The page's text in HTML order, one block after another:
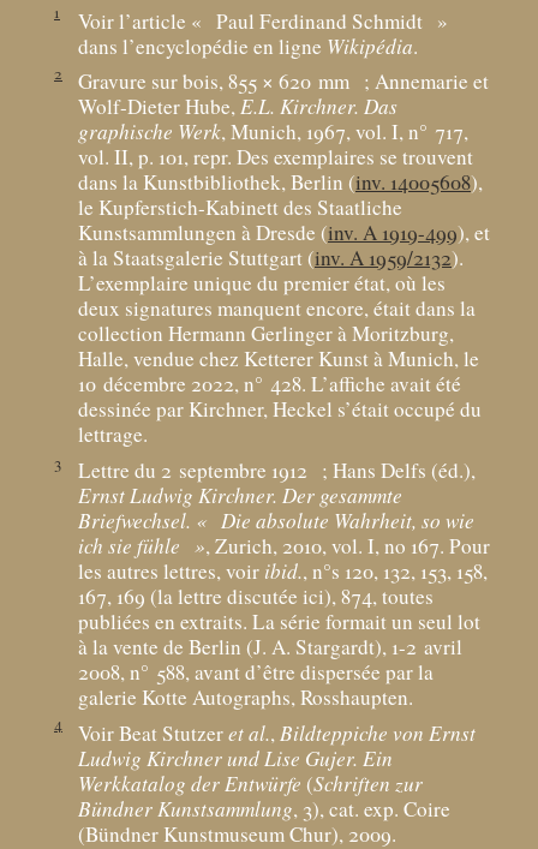
1 Voir l’article « Paul Ferdinand Schmidt »
dans l’encyclopédie en ligne Wikipédia.
2 Gravure sur bois, 855 × 620 mm ; Annemarie et
Wolf-Dieter Hube,E.L. Kirchner. Das
graphische Werk, Munich, 1967, vol. I, n° 717,
vol. II, p. 101, repr. Des exemplaires se trouvent
dans la Kunstbibliothek, Berlin (inv. 14005608),
le Kupferstich-Kabinett des Staatliche
Kunstsammlungen à Dresde (inv. A 1919-499), et
à la Staatsgalerie Stuttgart (inv. A 1959/2132).
L’exemplaire unique du premier état, où les
deux signatures manquent encore, était dans la
collection Hermann Gerlinger à Moritzburg,
Halle, vendue chez Ketterer Kunst à Munich, le
10 décembre 2022, n° 428. L’affiche avait été
dessinée par Kirchner, Heckel s’était occupé du
lettrage.
3 Lettre du 2 septembre 1912
; Hans Delfs (éd.),
Ernst Ludwig Kirchner. Der gesammte
Briefwechsel. « Die absolute Wahrheit, so wie
ich sie fühle », Zurich, 2010, vol. I, no 167. Pour
les autres lettres, voir ibid., n°s 120, 132, 153, 158,
167, 169 (la lettre discutée ici), 874, toutes
publiées en extraits. La série formait un seul lot
à la vente de Berlin (J. A. Stargardt), 1-2 avril
2008, n° 588, avant d’être dispersée par la
galerie Kotte Autographs, Rosshaupten.
4 Voir Beat Stutzeret al.,Bildteppiche von Ernst
Ludwig Kirchner und Lise Gujer. Ein
Werkkatalog der Entwürfe (Schriften zur
Bündner Kunstsammlung, 3), cat. exp. Coire
(Bündner Kunstmuseum Chur), 2009.